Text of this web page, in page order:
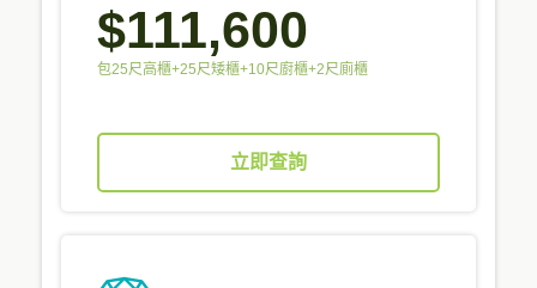
$111,600
包25尺高櫃+25尺矮櫃+10尺廚櫃+2尺廁櫃
立即查詢